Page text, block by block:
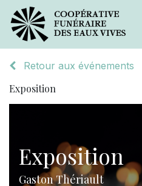
Retour aux événements
Exposition
Exposition
Gaston Thériault